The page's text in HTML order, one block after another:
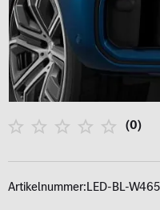
(0)
Artikelnummer:LED-BL-W465